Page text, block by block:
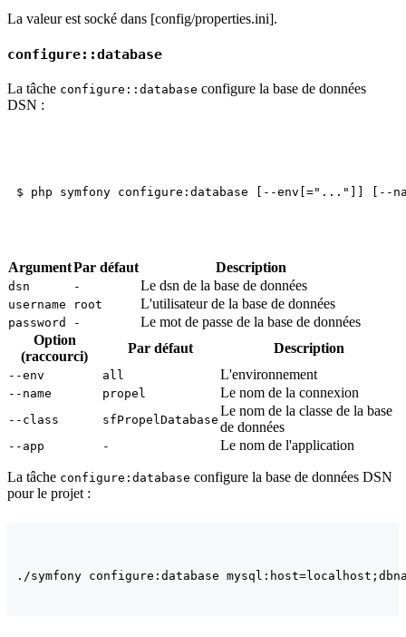
La valeur est socké dans [config/properties.ini].
configure::database
La tâche configure::database configure la base de données
DSN :
ArgumentPar défaut Description
dsn - Le dsn de la base de données
username root L'utilisateur de la base de données
password -
Le mot de passe de la base de données
Option
(raccourci)
Par défaut Description
--env all L'environnement
--name propel Le nom de la connexion
--class sfPropelDatabase
Le nom de la classe de la base
de données
--app - Le nom de l'application
La tâche configure:database configure la base de données DSN
pour le projet :